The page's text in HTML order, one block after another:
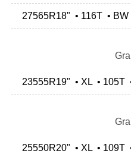
27565R18" • 116T • BW
23555R19" • XL • 105T
25550R20" • XL • 109T